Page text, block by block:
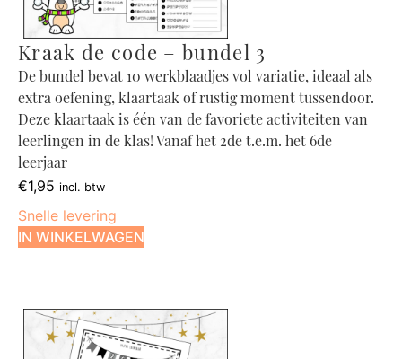
Kraak de code – bundel 3
De bundel bevat 10 werkblaadjes vol variatie, ideaal als
extra oefening, klaartaak of rustig moment tussendoor.
Deze klaartaak is één van de favoriete activiteiten van
leerlingen in de klas! Vanaf het 2de t.e.m. het 6de
leerjaar
€1,95 incl. btw
Snelle levering
IN WINKELWAGEN